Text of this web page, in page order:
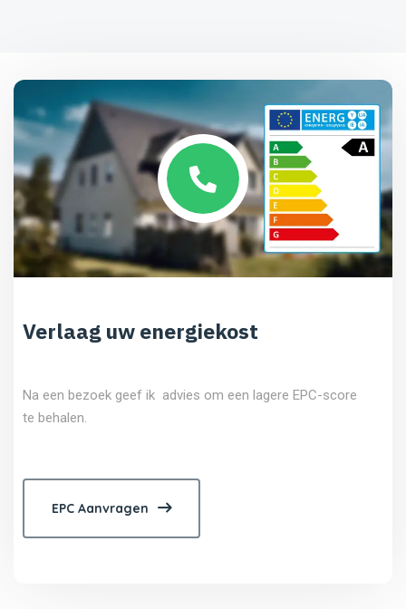
Verlaag uw energiekost
Na een bezoek geef ik advies om een lagere EPC-score
te behalen.
EPC Aanvragen